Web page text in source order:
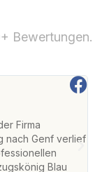
Bewertungen.
Firma
nach Genf verlief
Blau